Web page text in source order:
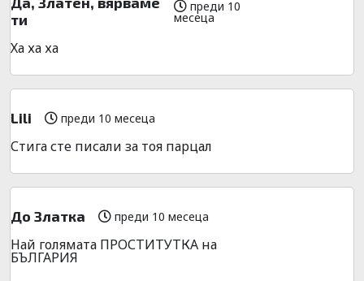
ти
преди 10
месеца
Ха ха ха
Lili преди 10 месеца
Стига сте писали за тоя парцал
До Златка преди 10 месеца
Най голямата ПРОСТИТУТКА на
БЪЛГАРИЯ